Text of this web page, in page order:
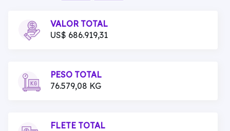
VALOR TOTAL
US$ 686.919,31
PESO TOTAL
76.579,08 KG
FLETE TOTAL